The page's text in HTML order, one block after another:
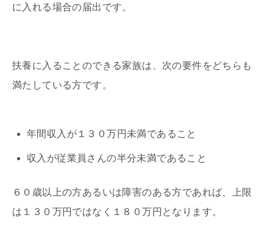
に入れる場合の届出です。
扶養に入ることのできる家族は、次の要件をどちらも
満たしている方です。
年間収入が１３０万円未満であること
収入が従業員さんの半分未満であること
６０歳以上の方あるいは障害のある方であれば、上限
は１３０万円ではなく１８０万円となります。